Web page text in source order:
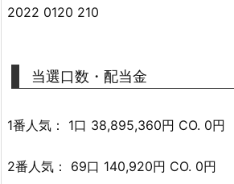
2022 0120 210
当選口数・配当金
1番人気： 1口 38,895,360円 CO. 0円
2番人気： 69口 140,920円 CO. 0円